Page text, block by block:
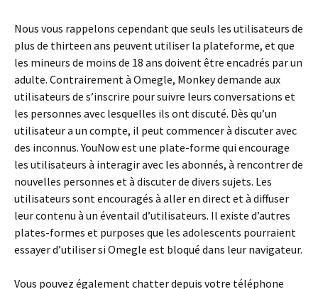
Nous vous rappelons cependant que seuls les utilisateurs de
plus de thirteen ans peuvent utiliser la plateforme, et que
les mineurs de moins de 18 ans doivent être encadrés par un
adulte. Contrairement à Omegle, Monkey demande aux
utilisateurs de s’inscrire pour suivre leurs conversations et
les personnes avec lesquelles ils ont discuté. Dès qu’un
utilisateur a un compte, il peut commencer à discuter avec
des inconnus. YouNow est une plate-forme qui encourage
les utilisateurs à interagir avec les abonnés, à rencontrer de
nouvelles personnes et à discuter de divers sujets. Les
utilisateurs sont encouragés à aller en direct et à diffuser
leur contenu à un éventail d’utilisateurs. Il existe d’autres
plates-formes et purposes que les adolescents pourraient
essayer d’utiliser si Omegle est bloqué dans leur navigateur.
Vous pouvez également chatter depuis votre téléphone